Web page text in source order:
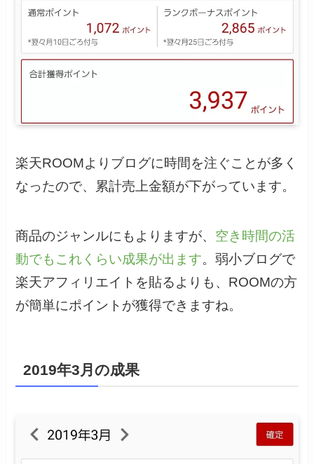
楽天ROOMよりブログに時間を注ぐことが多く
なったので、累計売上金額が下がっています。
商品のジャンルにもよりますが、 空き時間の活
動でもこれくらい成果が出ます。弱小ブログで
楽天アフィリエイトを貼るよりも、ROOMの方
が簡単にポイントが獲得できますね。
2019年3月の成果